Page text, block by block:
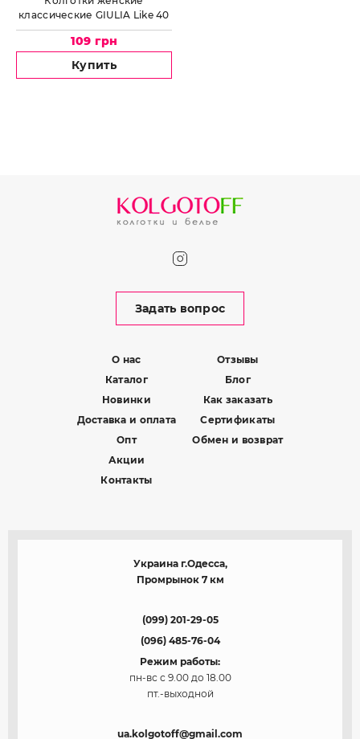
классические GIULIA Like 40
109 грн
Купить
Задать вопрос
О нас
Каталог
Новинки
Доставка и оплата
Опт
Акции
Контакты
Отзывы
Блог
Как заказать
Сертификаты
Обмен и возврат
Украина г.Одесса,
Промрынок 7 км
(099) 201-29-05
(096) 485-76-04
Режим работы:
пн-вс с 9.00 до 18.00
пт.-выходной
ua.kolgotoff@gmail.com